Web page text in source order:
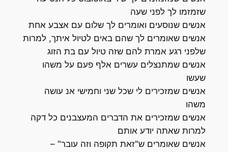
שזמזמו לך לפני שעה
אנשים שנוסעים ואומרים לך שלום עם אצבע אחת
אנשים שאומרים לך שהם באים לטיול איתך, למרות
שלפני רגע אמרת להם שזה טיול עם בת הזוג
אנשים שמתנצלים עשרים אלף פעם על משהו
שעשו
אנשים שמזכירים לי שכל שני וחמישי אנ עושה
משהו
אנשים שמזכירים את הדברים המעצבנים כל דקה
למרות שאתה יודע אותם
אנשים שאומרים ש"זאת תקופה וזה עובר" –